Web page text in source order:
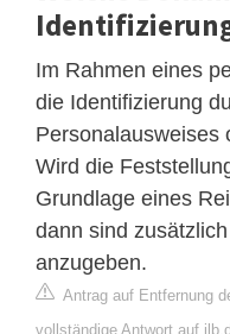
Im Rahmen eines
die Identifizierung
Personalausweises
Wird die
Grundlage eines
dann sind
anzugeben.
Antrag auf Entfernung
vollständige Antwort auf